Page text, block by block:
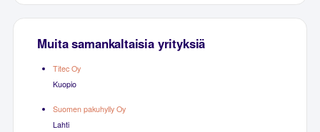
Muita samankaltaisia yrityksiä
Titec Oy
Kuopio
Suomen pakuhylly Oy
Lahti